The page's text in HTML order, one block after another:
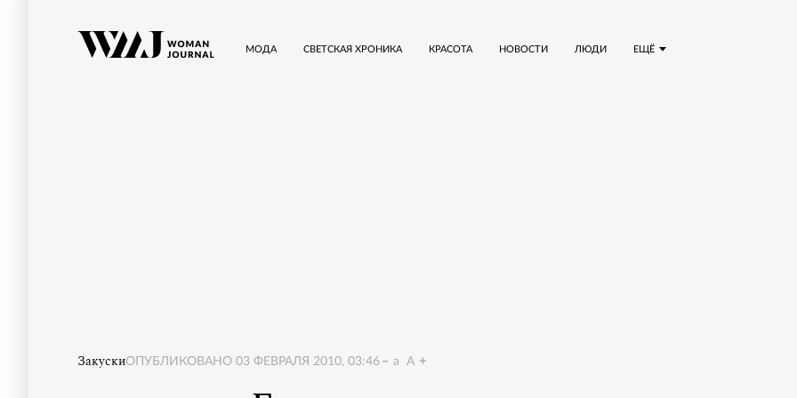
ЕЩЁ
МОДА СВЕТСКАЯ ХРОНИКА КРАСОТА НОВОСТИ ЛЮДИ
ЗакускиОПУБЛИКОВАНО 03 ФЕВРАЛЯ 2010, 03:46 a A